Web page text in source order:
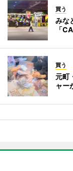
買う
みな
「
買う
元町
ャー